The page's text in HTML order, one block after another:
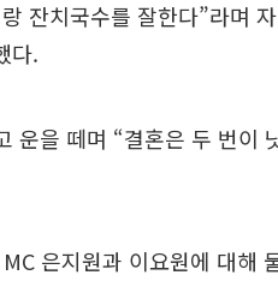
잔치국수를 잘한다”라며
다.
운을 떼며 “결혼은 두 번이
은지원과 이요원에 대해